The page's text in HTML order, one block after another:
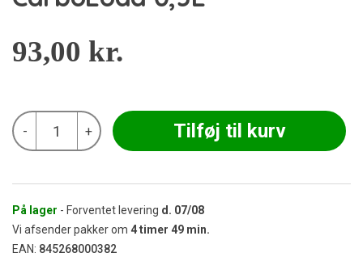
93,00 kr.
-
Advanced
Nutrients
-
+ Tilføj til kurv
På lager - Forventet levering d. 07/08
Vi afsender pakker om 4timer 49 min.
EAN: 845268000382